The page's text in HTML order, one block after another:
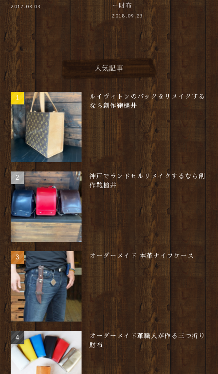
2017.03.03
ー財布
2018.09.23
人気記事
ルイヴィトンのバックをリメイクする
なら創作鞄槌井
神戸でランドセルリメイクするなら創
作鞄槌井
オーダーメイド 本革ナイフケース
オーダーメイド革職人が作る三つ折り
財布